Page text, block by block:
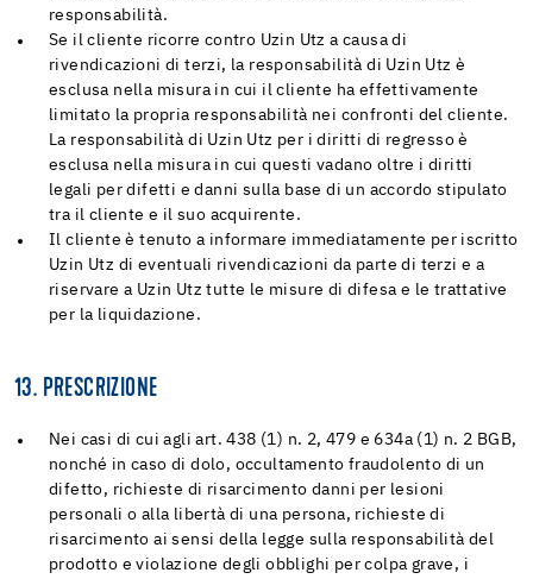
responsabilità.
Se il cliente ricorre contro Uzin Utz a causa di
rivendicazioni di terzi, la responsabilità di Uzin Utz è
esclusa nella misura in cui il cliente ha effettivamente
limitato la propria responsabilità nei confronti del cliente.
La responsabilità di Uzin Utz per i diritti di regresso è
esclusa nella misura in cui questi vadano oltre i diritti
legali per difetti e danni sulla base di un accordo stipulato
tra il cliente e il suo acquirente.
Il cliente è tenuto a informare immediatamente per iscritto
Uzin Utz di eventuali rivendicazioni da parte di terzi e a
riservare a Uzin Utz tutte le misure di difesa e le trattative
per la liquidazione.
13. PRESCRIZIONE
Nei casi di cui agli art. 438 (1) n. 2, 479 e 634a (1) n. 2 BGB,
nonché in caso di dolo, occultamento fraudolento di un
difetto, richieste di risarcimento danni per lesioni
personali o alla libertà di una persona, richieste di
risarcimento ai sensi della legge sulla responsabilità del
prodotto e violazione degli obblighi per colpa grave, i